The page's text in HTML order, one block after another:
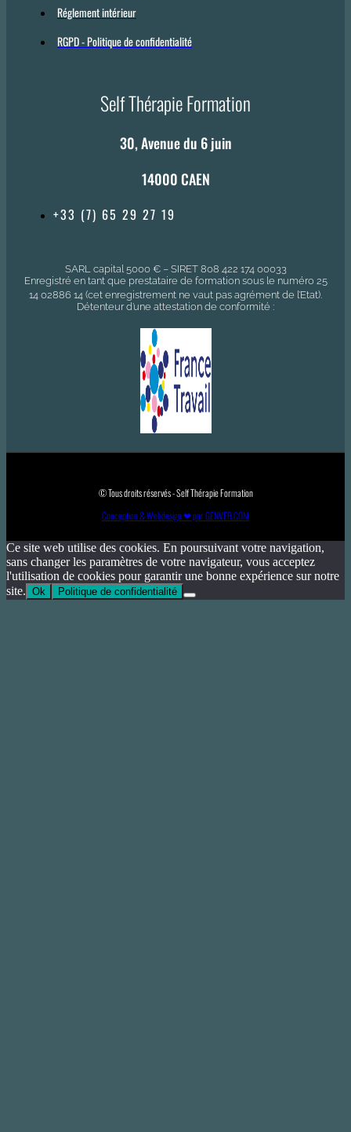
Réglement intérieur
RGPD - Politique de confidentialité
Self Thérapie Formation
30, Avenue du 6 juin
14000 CAEN
+33 (7) 65 29 27 19
SARL capital 5000 € – SIRET 808 422 174 00033
Enregistré en tant que prestataire de formation sous le numéro 25
14 02886 14 (cet enregistrement ne vaut pas agrément de l’Etat).
Détenteur d’une attestation de conformité :
© Tous droits réservés - Self Thérapie Formation
Conception & Webdesign ❤ par GENVER.COM
Ce site web utilise des cookies. En poursuivant votre navigation,
sans changer les paramètres de votre navigateur, vous acceptez
l'utilisation de cookies pour garantir une bonne expérience sur notre
site. Ok Politique de confidentialité